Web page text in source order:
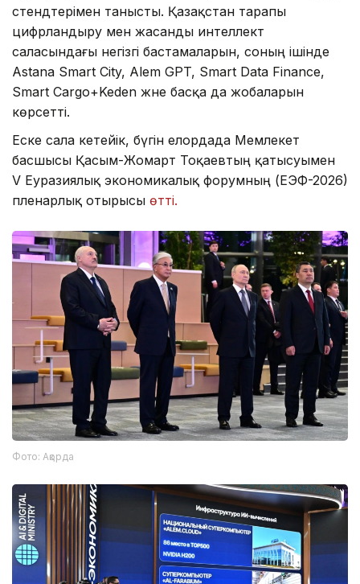
стендтерімен танысты. Қазақстан тарапы
цифрландыру мен жасанды интеллект
саласындағы негізгі бастамаларын, соның ішінде
Astana Smart City, Alem GPT, Smart Data Finance,
Smart Cargo+Keden және басқа да жобаларын
көрсетті.
Еске сала кетейік, бүгін елордада Мемлекет
басшысы Қасым-Жомарт Тоқаевтың қатысуымен
V Еуразиялық экономикалық форумның (ЕЭФ-2026)
пленарлық отырысы өтті.
Фото: Ақорда